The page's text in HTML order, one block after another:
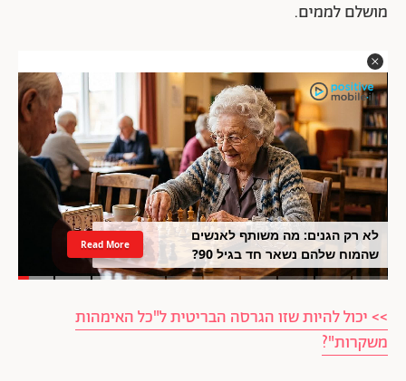
מושלם לממים.
לא רק הגנים: מה משותף לאנשים
שהמוח שלהם נשאר חד בגיל 90?
Read More
>> יכול להיות שזו הגרסה הבריטית ל"כל האימהות
משקרות"?